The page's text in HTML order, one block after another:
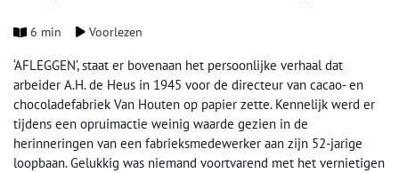
6 min Voorlezen
‘AFLEGGEN’, staat er bovenaan het persoonlijke verhaal dat
arbeider A.H. de Heus in 1945 voor de directeur van cacao- en
chocoladefabriek Van Houten op papier zette. Kennelijk werd er
tijdens een opruimactie weinig waarde gezien in de
herinneringen van een fabrieksmedewerker aan zijn 52-jarige
loopbaan. Gelukkig was niemand voortvarend met het vernietigen